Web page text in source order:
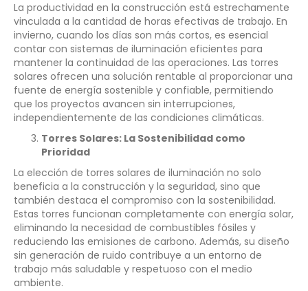
La productividad en la construcción está estrechamente
vinculada a la cantidad de horas efectivas de trabajo. En
invierno, cuando los días son más cortos, es esencial
contar con sistemas de iluminación eficientes para
mantener la continuidad de las operaciones. Las torres
solares ofrecen una solución rentable al proporcionar una
fuente de energía sostenible y confiable, permitiendo
que los proyectos avancen sin interrupciones,
independientemente de las condiciones climáticas.
Torres Solares: La Sostenibilidad como
Prioridad
La elección de torres solares de iluminación no solo
beneficia a la construcción y la seguridad, sino que
también destaca el compromiso con la sostenibilidad.
Estas torres funcionan completamente con energía solar,
eliminando la necesidad de combustibles fósiles y
reduciendo las emisiones de carbono. Además, su diseño
sin generación de ruido contribuye a un entorno de
trabajo más saludable y respetuoso con el medio
ambiente.